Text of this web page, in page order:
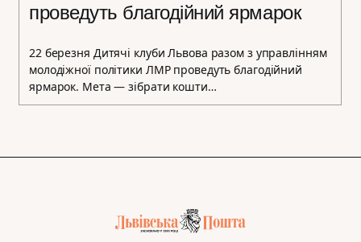
проведуть благодійний ярмарок
22 березня Дитячі клуби Львова разом з управлінням
молодіжної політики ЛМР проведуть благодійний
ярмарок. Мета — зібрати кошти…